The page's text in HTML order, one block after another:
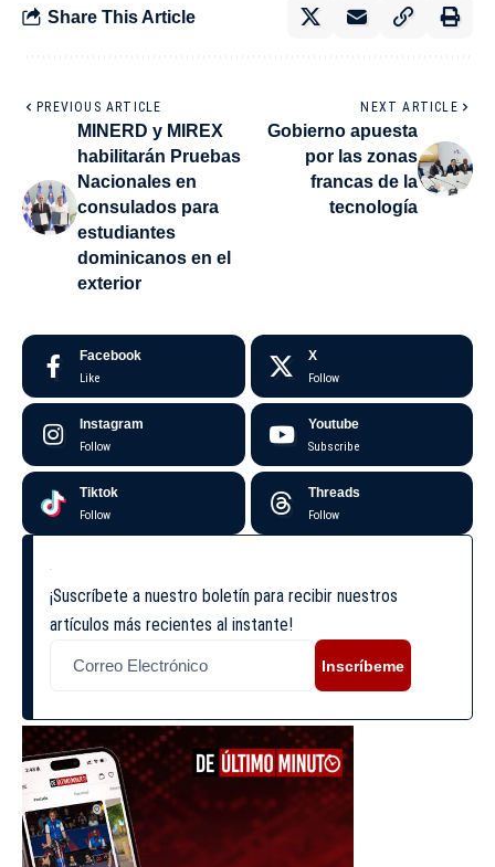
Share This Article
PREVIOUS ARTICLE
MINERD y MIREX
habilitarán Pruebas
Nacionales en
consulados para
estudiantes
dominicanos en el
exterior
NEXT ARTICLE
Gobierno apuesta
por las zonas
francas de la
tecnología
Facebook
Like
X
Follow
Instagram
Follow
Youtube
Subscribe
Tiktok
Follow
Threads
Follow
¡Suscríbete a nuestro boletín para recibir nuestros
artículos más recientes al instante!
Inscríbeme